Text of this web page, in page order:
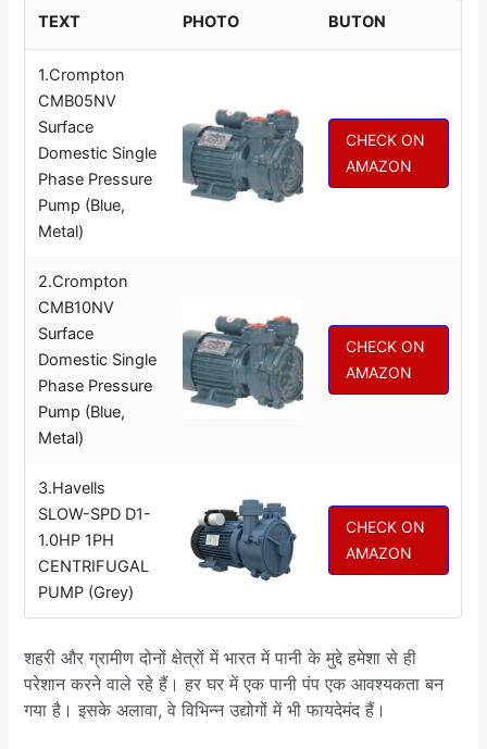
TEXT PHOTO BUTON
1.Crompton
CMB05NV
Surface
Domestic Single
Phase Pressure
Pump (Blue,
Metal)
CHECK ON
AMAZON
2.Crompton
CMB10NV
Surface
Domestic Single
Phase Pressure
Pump (Blue,
Metal)
CHECK ON
AMAZON
3.Havells
SLOW-SPD D1-
1.0HP 1PH
CENTRIFUGAL
PUMP (Grey)
CHECK ON
AMAZON
शहरी और ग्रामीण दोनों क्षेत्रों में भारत में पानी के मुद्दे हमेशा से ही
परेशान करने वाले रहे हैं। हर घर में एक पानी पंप एक आवश्यकता बन
गया है। इसके अलावा, वे विभिन्न उद्योगों में भी फायदेमंद हैं।